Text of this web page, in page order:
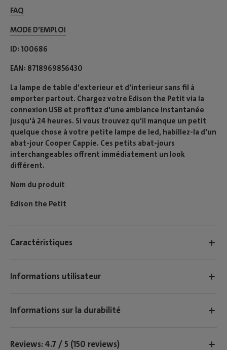
FAQ
MODE D’EMPLOI​
ID 100686
EAN 8718969856430
La lampe de table d'exterieur et d'interieur sans fil à
emporter partout. Chargez votre Edison the Petit via la
connexion USB et profitez d'une ambiance instantanée
jusqu'à 24 heures. Si vous trouvez qu'il manque un petit
quelque chose à votre petite lampe de led, habillez-la d'un
abat-jour Cooper Cappie. Ces petits abat-jours
interchangeables offrent immédiatement un look
différent.
Nom du produit
Edison the Petit
Caractéristiques
Informations utilisateur
Informations sur la durabilité
Reviews: 4.7 / 5 (150 reviews)